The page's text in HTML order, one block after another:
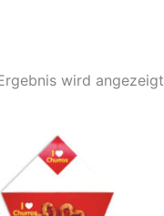
wird angezeigt